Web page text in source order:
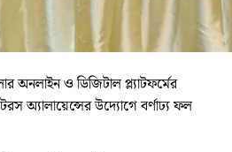
অনলাইন ও ডিজিটাল প্ল্যাটফর্মের
অ্যালায়েন্সের উদ্যোগে বর্ণাঢ্য ফল